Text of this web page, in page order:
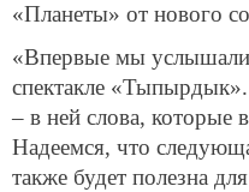
«Планеты» от нового
«Впервые мы услышали
спектакле «Тыпырдык».
– в ней слова, которые
Надеемся, что
также будет полезна